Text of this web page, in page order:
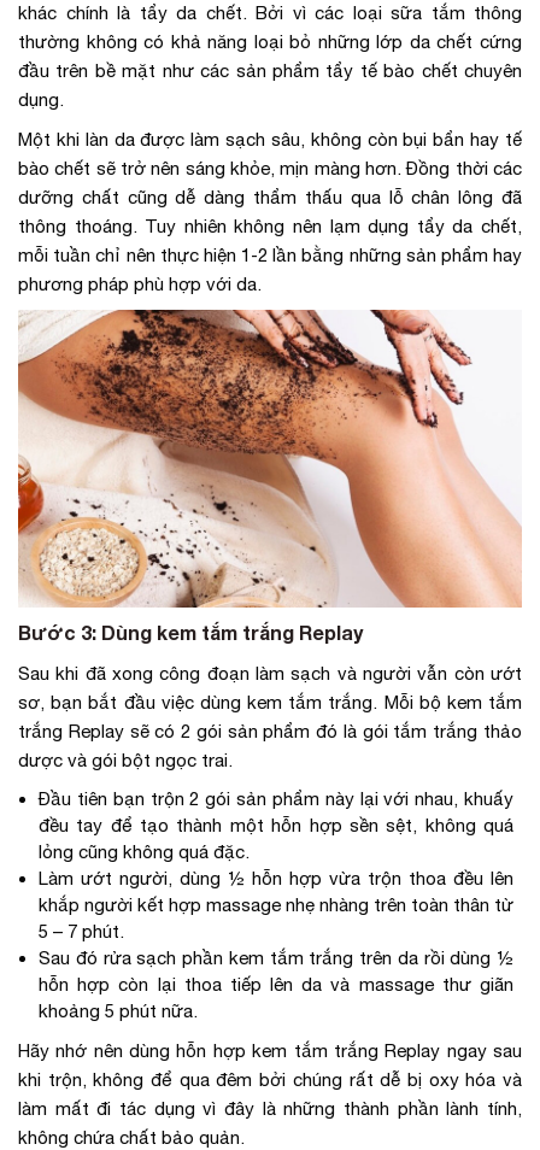
khác chính là tẩy da chết. Bởi vì các loại sữa tắm thông
thường không có khả năng loại bỏ những lớp da chết cứng
đầu trên bề mặt như các sản phẩm tẩy tế bào chết chuyên
dụng.
Một khi làn da được làm sạch sâu, không còn bụi bẩn hay tế
bào chết sẽ trở nên sáng khỏe, mịn màng hơn. Đồng thời các
dưỡng chất cũng dễ dàng thẩm thấu qua lỗ chân lông đã
thông thoáng. Tuy nhiên không nên lạm dụng tẩy da chết,
mỗi tuần chỉ nên thực hiện 1-2 lần bằng những sản phẩm hay
phương pháp phù hợp với da.
Bước 3: Dùng kem tắm trắng Replay
Sau khi đã xong công đoạn làm sạch và người vẫn còn ướt
sơ, bạn bắt đầu việc dùng kem tắm trắng. Mỗi bộ kem tắm
trắng Replay sẽ có 2 gói sản phẩm đó là gói tắm trắng thảo
dược và gói bột ngọc trai.
Đầu tiên bạn trộn 2 gói sản phẩm này lại với nhau, khuấy
đều tay để tạo thành một hỗn hợp sền sệt, không quá
lỏng cũng không quá đặc.
Làm ướt người, dùng ½ hỗn hợp vừa trộn thoa đều lên
khắp người kết hợp massage nhẹ nhàng trên toàn thân từ
5 – 7 phút.
Sau đó rửa sạch phần kem tắm trắng trên da rồi dùng ½
hỗn hợp còn lại thoa tiếp lên da và massage thư giãn
khoảng 5 phút nữa.
Hãy nhớ nên dùng hỗn hợp kem tắm trắng Replay ngay sau
khi trộn, không để qua đêm bởi chúng rất dễ bị oxy hóa và
làm mất đi tác dụng vì đây là những thành phần lành tính,
không chứa chất bảo quản.